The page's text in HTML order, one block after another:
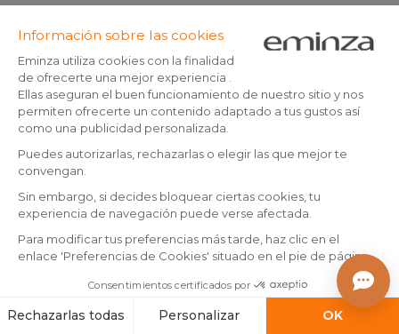
mm) Plateado Mate
20)
7, 99
Añadir a la cesta
madera (D28 mm) Nils bola
Marfil Barnizado
En existencias